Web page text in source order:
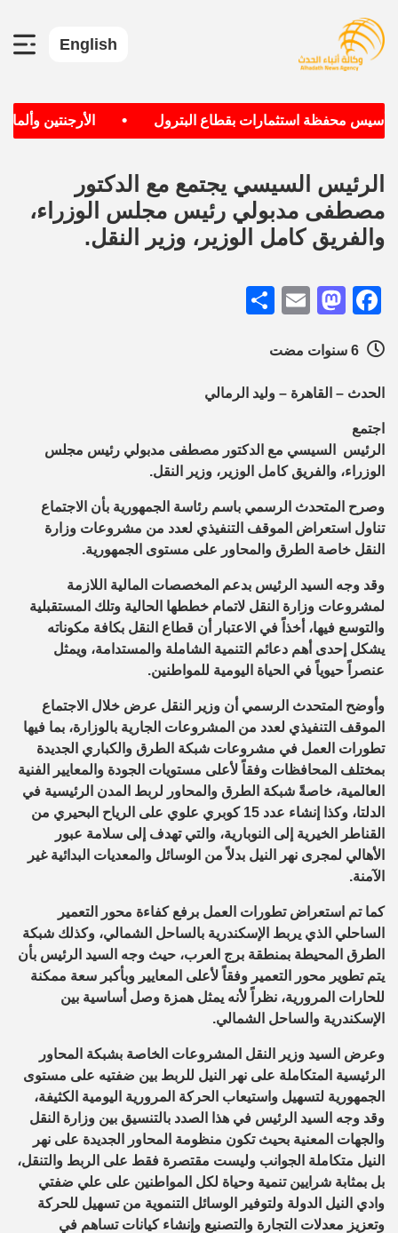
English
تأسيس محفظة استثمارات بقطاع البترول الأرجنتين
الرئيس السيسي يجتمع مع الدكتور
مصطفى مدبولي رئيس مجلس الوزراء،
والفريق كامل الوزير، وزير النقل.
Facebook
Mastodon
Email
الحدث – القاهرة – وليد الرمالي
اجتمع
الرئيس السيسي مع الدكتور مصطفى مدبولي رئيس مجلس
الوزراء، والفريق كامل الوزير، وزير النقل.
وصرح المتحدث الرسمي باسم رئاسة الجمهورية بأن الاجتماع
تناول استعراض الموقف التنفيذي لعدد من مشروعات وزارة
النقل خاصة الطرق والمحاور على مستوى الجمهورية.
وقد وجه السيد الرئيس بدعم المخصصات المالية اللازمة
لمشروعات وزارة النقل لاتمام خططها الحالية وتلك المستقبلية
والتوسع فيها، أخذاً في الاعتبار أن قطاع النقل بكافة مكوناته
يشكل إحدى أهم دعائم التنمية الشاملة والمستدامة، ويمثل
عنصراً حيوياً في الحياة اليومية للمواطنين.
وأوضح المتحدث الرسمي أن وزير النقل عرض خلال الاجتماع
الموقف التنفيذي لعدد من المشروعات الجارية بالوزارة، بما فيها
تطورات العمل في مشروعات شبكة الطرق والكباري الجديدة
بمختلف المحافظات وفقاً لأعلى مستويات الجودة والمعايير الفنية
العالمية، خاصةً شبكة الطرق والمحاور لربط المدن الرئيسية في
الدلتا، وكذا إنشاء عدد 15 كوبري علوي على الرياح البحيري من
القناطر الخيرية إلى النوبارية، والتي تهدف إلى سلامة عبور
الأهالي لمجرى نهر النيل بدلاً من الوسائل والمعديات البدائية غير
الآمنة.
كما تم استعراض تطورات العمل برفع كفاءة محور التعمير
الساحلي الذي يربط الإسكندرية بالساحل الشمالي، وكذلك شبكة
الطرق المحيطة بمنطقة برج العرب، حيث وجه السيد الرئيس بأن
يتم تطوير محور التعمير وفقاً لأعلى المعايير وبأكبر سعة ممكنة
للحارات المرورية، نظراً لأنه يمثل همزة وصل أساسية بين
الإسكندرية والساحل الشمالي.
وعرض السيد وزير النقل المشروعات الخاصة بشبكة المحاور
الرئيسية المتكاملة على نهر النيل للربط بين ضفتيه على مستوى
الجمهورية لتسهيل واستيعاب الحركة المرورية اليومية الكثيفة،
وقد وجه السيد الرئيس في هذا الصدد بالتنسيق بين وزارة النقل
والجهات المعنية بحيث تكون منظومة المحاور الجديدة على نهر
النيل متكاملة الجوانب وليست مقتصرة فقط على الربط والتنقل،
بل بمثابة شرايين تنمية وحياة لكل المواطنين على علي ضفتي
وادي النيل الدولة ولتوفير الوسائل التنموية من تسهيل للحركة
وتعزيز معدلات التجارة والتصنيع وإنشاء كيانات تساهم في